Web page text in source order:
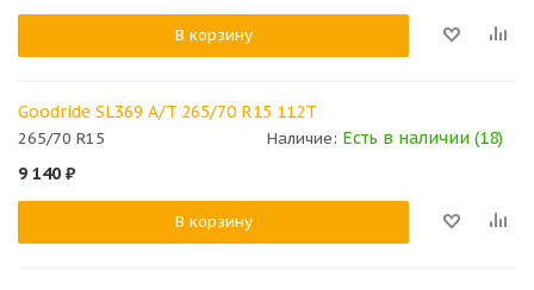
В корзину
Goodride SL369 A/T 265/70 R15 112T
265/70 R15 Наличие: Есть в наличии (18)
9 140 ₽
В корзину